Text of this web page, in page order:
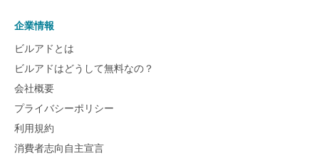
企業情報
ビルアドとは
ビルアドはどうして無料なの？
会社概要
プライバシーポリシー
利用規約
消費者志向自主宣言